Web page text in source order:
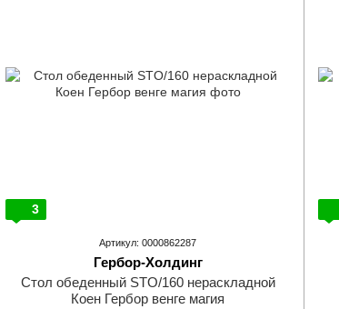
3
Артикул: 0000862287
Гербор-Холдинг
Стол обеденный STO/160 нераскладной
Коен Гербор венге магия